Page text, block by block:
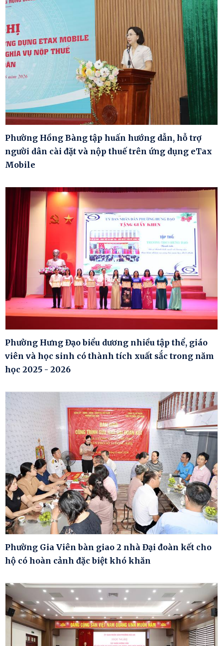
Phường Hồng Bàng tập huấn hướng dẫn, hỗ trợ
người dân cài đặt và nộp thuế trên ứng dụng eTax
Mobile
Phường Hưng Đạo biểu dương nhiều tập thể, giáo
viên và học sinh có thành tích xuất sắc trong năm
học 2025 - 2026
Phường Gia Viên bàn giao 2 nhà Đại đoàn kết cho
hộ có hoàn cảnh đặc biệt khó khăn